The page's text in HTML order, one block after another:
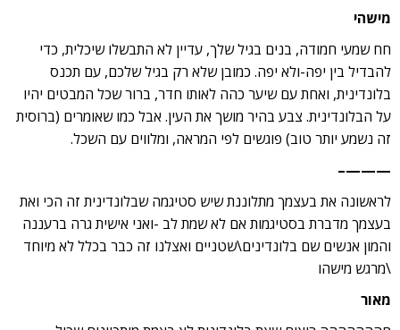
מישהי
חח שמעי חמודה, בנים בגיל שלך, עדיין לא התבשלו שיכלית, כדי
להבדיל בין יפה-ולא יפה. כמובן שלא רק בגיל שלכם, עם תכנס
בלונדינית, ואחת עם שיער כהה לאותו חדר, ברור שכל המבטים יהיו
על הבלונדינית. צבע בהיר מושך את העין. אבל כמו שאומרים (ברוסית
זה נשמע יותר טוב) פוגשים לפי המראה, ומלווים עם השכל.
———–
לראשונה את בעצמך מתלוננת שיש סטיגמה שבלונדינית זה הכי ואת
בעצמך מדברת בסטיגמות אם לא שמת לב -ואני אישית גרה ברעננה
והמון אנשים שם בלונדינים\שטניים ואצלנו זה כבר בכלל לא מיוחד
\מרגש מישהו
מאור